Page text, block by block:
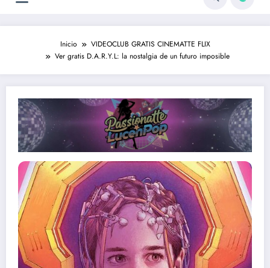
Inicio
VIDEOCLUB GRATIS CINEMATTE FLIX
Ver gratis D.A.R.Y.L: la nostalgia de un futuro imposible